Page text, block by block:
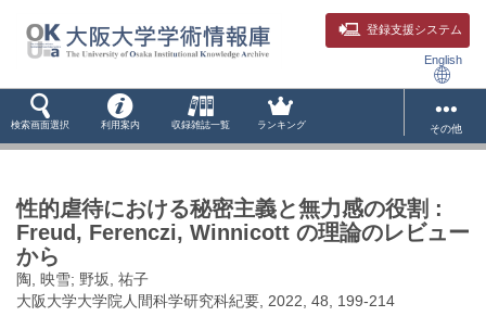
登録支援システム
English
検索画面選択 利用案内 収録雑誌一覧 ランキング その他
性的虐待における秘密主義と無力感の役割 :
Freud, Ferenczi, Winnicott の理論のレビュー
から
陶, 映雪; 野坂, 祐子
大阪大学大学院人間科学研究科紀要, 2022, 48, 199-214